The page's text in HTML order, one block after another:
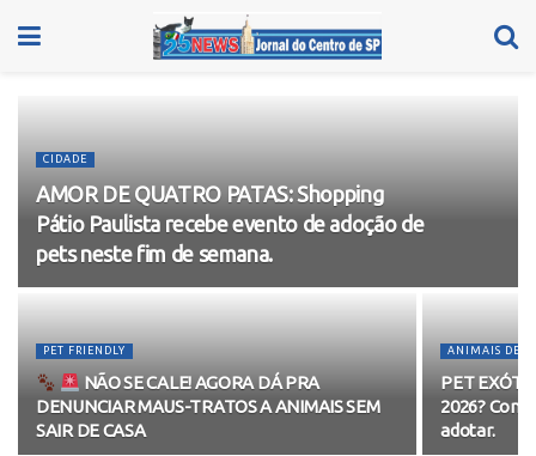
CIDADE
AMOR DE QUATRO PATAS: Shopping
Pátio Paulista recebe evento de adoção de
pets neste fim de semana.
PET FRIENDLY
NÃO SE CALE! AGORA DÁ PRA
DENUNCIAR MAUS-TRATOS A ANIMAIS SEM
SAIR DE CASA
ANIMAIS DE
PET
2026?
adotar.